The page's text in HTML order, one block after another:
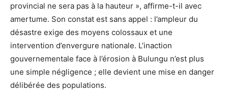
provincial ne sera pas à la hauteur », affirme-t-il avec
amertume. Son constat est sans appel : l’ampleur du
désastre exige des moyens colossaux et une
intervention d’envergure nationale. L’inaction
gouvernementale face à l’érosion à Bulungu n’est plus
une simple négligence ; elle devient une mise en danger
délibérée des populations.